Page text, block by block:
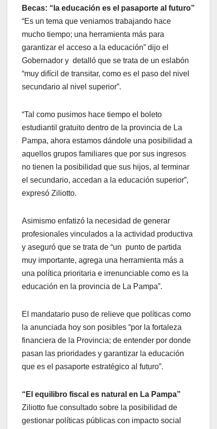
Becas: “la educación es el pasaporte al futuro”
“Es un tema que veniamos trabajando hace
mucho tiempo; una herramienta más para
garantizar el acceso a la educación” dijo el
Gobernador y detalló que se trata de un eslabón
“muy difícil de transitar, como es el paso del nivel
secundario al nivel superior”.
“Tal como pusimos hace tiempo el boleto
estudiantil gratuito dentro de la provincia de La
Pampa, ahora estamos dándole una posibilidad a
aquellos grupos familiares que por sus ingresos
no tienen la posibilidad que sus hijos, al terminar
el secundario, accedan a la educación superior”,
expresó Ziliotto.
Asimismo enfatizó la necesidad de generar
profesionales vinculados a la actividad productiva
y aseguró que se trata de “un punto de partida
muy importante, agrega una herramienta más a
una política prioritaria e irrenunciable como es la
educación en la provincia de La Pampa”.
El mandatario puso de relieve que políticas como
la anunciada hoy son posibles “por la fortaleza
financiera de la Provincia; de entender por donde
pasan las prioridades y garantizar la educación
que es el pasaporte estratégico al futuro”.
“El equilibro fiscal es natural en La Pampa”
Ziliotto fue consultado sobre la posibilidad de
gestionar políticas públicas con impacto social